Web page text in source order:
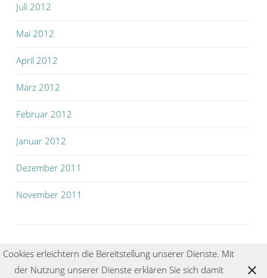
Juli 2012
Mai 2012
April 2012
März 2012
Februar 2012
Januar 2012
Dezember 2011
November 2011
IMPRESSUM
Cookies erleichtern die Bereitstellung unserer Dienste. Mit
der Nutzung unserer Dienste erklären Sie sich damit